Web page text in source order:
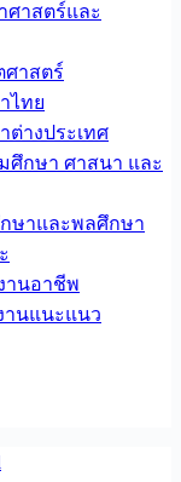
ศาสตร์และ
ศาสตร์
ไทย
ต่างประเทศ
ศึกษา ศาสนา และ
ษาและพลศึกษา
านอาชีพ
านแนะแนว